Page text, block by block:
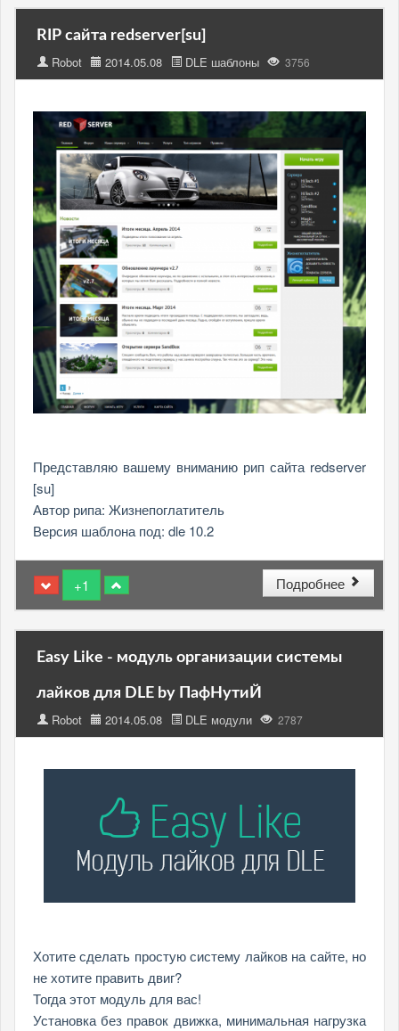
RIP сайта redserver[su]
Robot 2014.05.08 DLE шаблоны 3756
Представляю вашему вниманию рип сайта redserver
[su]
Автор рипа: Жизнепоглатитель
Версия шаблона под: dle 10.2
+1 Подробнее
Easy Like - модуль организации системы
лайков для DLE by ПафНутиЙ
Robot 2014.05.08 DLE модули 2787
Хотите сделать простую систему лайков на сайте, но
не хотите править двиг?
Тогда этот модуль для вас!
Установка без правок движка, минимальная нагрузка